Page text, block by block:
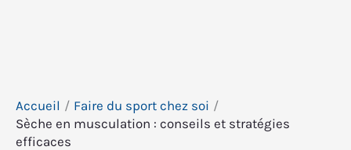
Accueil
Faire du sport chez soi
Sèche en musculation : conseils et stratégies
efficaces